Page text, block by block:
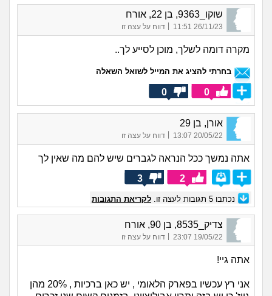
שוקו_9363, בן 22, אורח
26/11/23 11:51
| דווח על עצה זו
מקרה דומה לשלך, מוכן לסייע לך..
בחרתי להציג את המייל לשואל השאלה
0
0
אורן, בן 29
20/05/22 13:07
| דווח על עצה זו
אתה נמשך ככל הנראה לגברים שיש להם מה שאין לך
2
3
נכתבו 5 תגובות לעצה זו. לקריאת התגובות
צדיק_8535, בן 90, אורח
19/05/22 23:07
| דווח על עצה זו
אתה גיי!
אני רץ עכשיו בפארק הלאומי , יש כאן ברכיות , 20% מהן